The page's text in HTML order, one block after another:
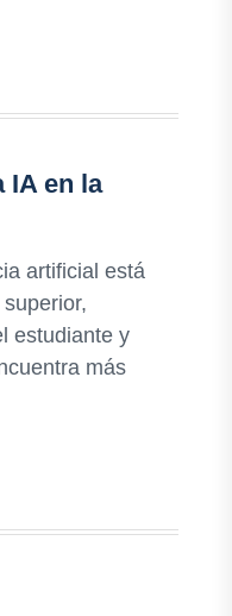
IA en la
artificial está
estudiante y
más